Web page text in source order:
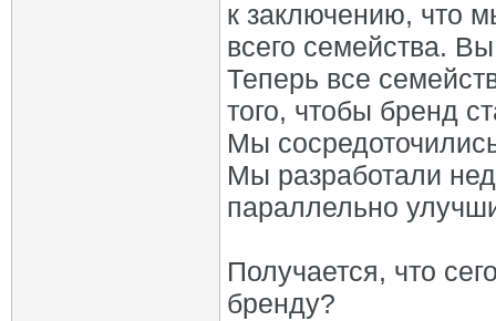
к заключению, что
всего семейства.
Теперь все
того, чтобы бренд
Мы
Мы разработали
параллельно
Получается, что
бренду?